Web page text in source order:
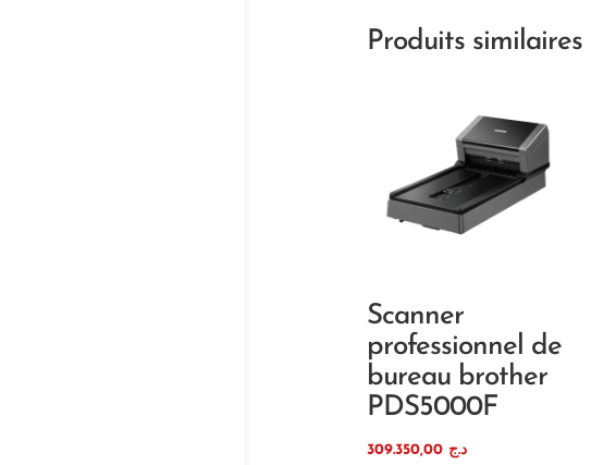
Produits similaires
Scanner
professionnel de
bureau brother
PDS5000F
د.ج 309.350,00